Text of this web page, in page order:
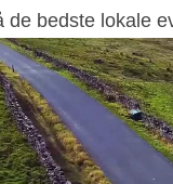
de bedste lokale